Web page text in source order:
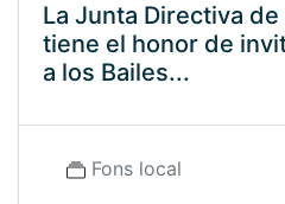
La Junta Directiva
tiene el honor de
a los Bailes...
Fons local